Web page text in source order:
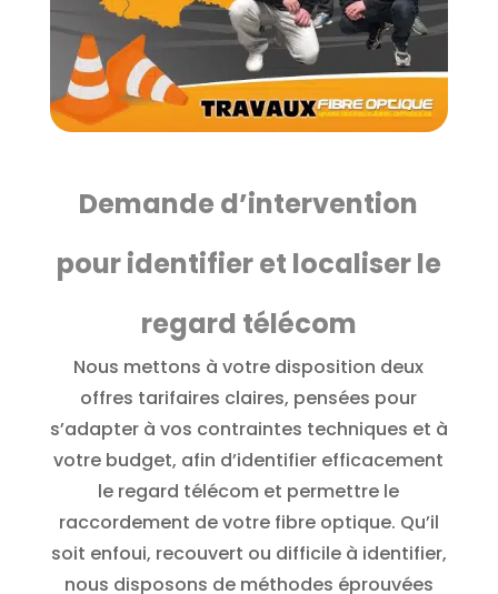
Demande d’intervention
pour identifier et localiser le
regard télécom
Nous mettons à votre disposition deux
offres tarifaires claires, pensées pour
s’adapter à vos contraintes techniques et à
votre budget, afin d’identifier efficacement
le regard télécom et permettre le
raccordement de votre fibre optique. Qu’il
soit enfoui, recouvert ou difficile à identifier,
nous disposons de méthodes éprouvées